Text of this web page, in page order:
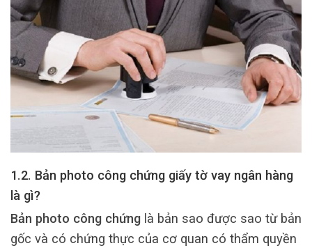
1.2. Bản photo công chứng giấy tờ vay ngân hàng
là gì?
Bản photo công chứng là bản sao được sao từ bản
gốc và có chứng thực của cơ quan có thẩm quyền